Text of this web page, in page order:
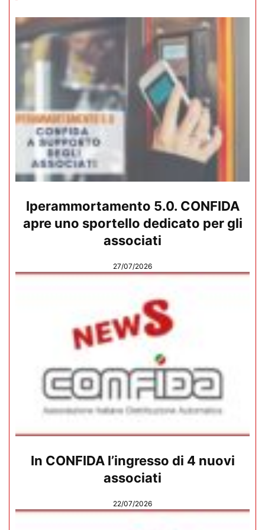
Iperammortamento 5.0. CONFIDA
apre uno sportello dedicato per gli
associati
27/07/2026
In CONFIDA l’ingresso di 4 nuovi
associati
22/07/2026